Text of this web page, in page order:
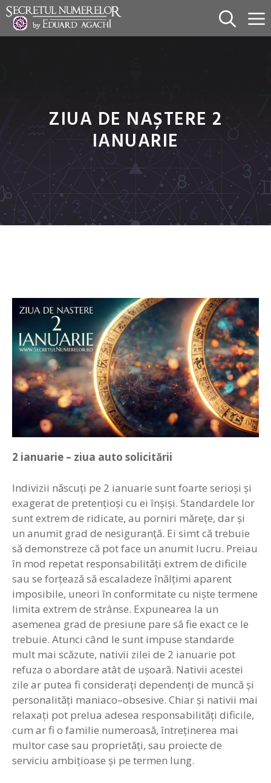
Sari
conținut
ZIUA DE NAȘTERE 2
IANUARIE
2 ianuarie – ziua auto solicitării
Indivizii născuţi pe 2 ianuarie sunt foarte serioşi şi
exagerat de pretenţioşi cu ei înşişi. Standardele lor
sunt extrem de ridicate, au porniri măreţe, dar şi
un anumit grad de nesiguranţă. Ei simt că trebuie
să demonstreze că pot face un anumit lucru. Preiau
în mod repetat responsabilităţi extrem de dificile
sau se forţează să escaladeze înălţimi aparent
imposibile, uneori în conformitate cu nişte termene
limita extrem de strânse. Expunearea la un
asemenea grad de presiune pare să fie exact ce le
trebuie. Atunci când le sunt impuse standarde
mult mai scăzute, nativii zilei de 2 ianuarie pot
refuza o abordare atât de uşoară. Nativii acestei
zile ar putea fi consideraţi dependenţi de muncă şi
personalităţi maniaco–obsesive. Chiar şi nativii mai
relaxaţi pot prelua adesea responsabilităţi dificile,
cum ar fi o familie numeroasă, întreţinerea mai
multor case sau proprietăţi, sau proiecte de
serviciu ambiţioase şi pe termen lung.